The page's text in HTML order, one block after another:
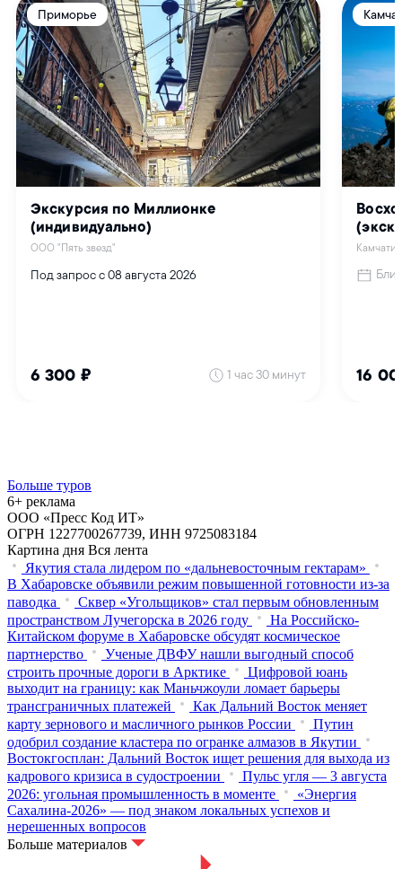
Больше туров
6+ реклама
ООО «Пресс Код ИТ»
ОГРН 1227700267739, ИНН 9725083184
Картина дня Вся лента
Якутия стала лидером по «дальневосточным гектарам»
В Хабаровске объявили режим повышенной готовности из‑за
паводка
Сквер «Угольщиков» стал первым обновленным
пространством Лучегорска в 2026 году
На Российско-
Китайском форуме в Хабаровске обсудят космическое
партнерство
Ученые ДВФУ нашли выгодный способ
строить прочные дороги в Арктике
Цифровой юань
выходит на границу: как Маньчжоули ломает барьеры
трансграничных платежей
Как Дальний Восток меняет
карту зернового и масличного рынков России
Путин
одобрил создание кластера по огранке алмазов в Якутии
Востокгосплан: Дальний Восток ищет решения для выхода из
кадрового кризиса в судостроении
Пульс угля — 3 августа
2026: угольная промышленность в моменте
«Энергия
Сахалина-2026» — под знаком локальных успехов и
нерешенных вопросов
Больше материалов